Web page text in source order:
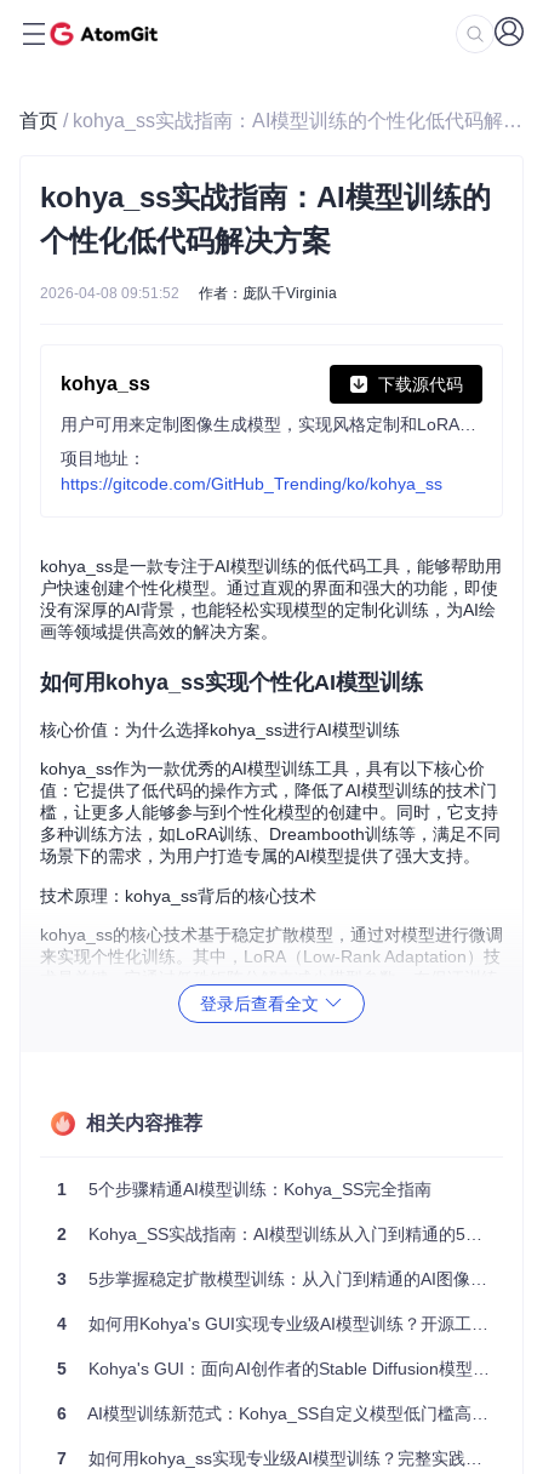
首页 / kohya_ss实战指南：AI模型训练的个性化低代码解决方案
kohya_ss实战指南：AI模型训练的
个性化低代码解决方案
2026-04-08 09:51:52 作者：庞队千Virginia
kohya_ss 下载源代码
项目地址：
https://gitcode.com/GitHub_Trending/ko/kohya_ss
kohya_ss是一款专注于AI模型训练的低代码工具，能够帮助用
户快速创建个性化模型。通过直观的界面和强大的功能，即使
没有深厚的AI背景，也能轻松实现模型的定制化训练，为AI绘
画等领域提供高效的解决方案。
如何用kohya_ss实现个性化AI模型训练
核心价值：为什么选择kohya_ss进行AI模型训练
kohya_ss作为一款优秀的AI模型训练工具，具有以下核心价
值：它提供了低代码的操作方式，降低了AI模型训练的技术门
槛，让更多人能够参与到个性化模型的创建中。同时，它支持
多种训练方法，如LoRA训练、Dreambooth训练等，满足不同
场景下的需求，为用户打造专属的AI模型提供了强大支持。
技术原理：kohya_ss背后的核心技术
kohya_ss的核心技术基于稳定扩散模型，通过对模型进行微调
来实现个性化训练。其中，LoRA（Low-Rank Adaptation）技
效果的同时提高训练速度。关于技术原理的详细内容，可以参
考官方文档：docs/training_principles.md。
ending/ko/kohya_ss/raw/4161d1d80ad554f7801c58463266
训练技术原理图解，展示了低秩矩阵分解在模型微调中的应
实践路径：环境搭建决策树
在开始使用kohya_ss进行模型训练之前，需要搭建合适的环
式：
本地安装（推荐）
望在本地进行训练，可按照以下步骤操作：
git clone
登录后查看全文
相关内容推荐
1 5个步骤精通AI模型训练：Kohya_SS完全指南
2 Kohya_SS实战指南：AI模型训练从入门到精通的5个关键步骤
3 5步掌握稳定扩散模型训练：从入门到精通的AI图像生成实战指南
4 如何用Kohya's GUI实现专业级AI模型训练？开源工具全攻略
5 Kohya's GUI：面向AI创作者的Stable Diffusion模型训练全流程实战手册
6 AI模型训练新范式：Kohya_SS自定义模型低门槛高效训练指南
7 如何用kohya_ss实现专业级AI模型训练？完整实践指南